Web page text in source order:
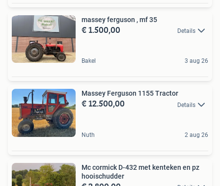
massey ferguson , mf 35
€ 1.500,00 Details
Bakel 3 aug 26
Massey Ferguson 1155 Tractor
€ 12.500,00 Details
Nuth 2 aug 26
Mc cormick D-432 met kenteken en pz
hooischudder